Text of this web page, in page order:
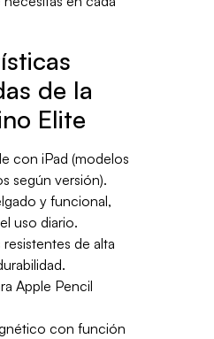
de la
Elite
con iPad (modelos
según versión).
y funcional,
uso diario.
resistentes de alta
Apple Pencil
con función